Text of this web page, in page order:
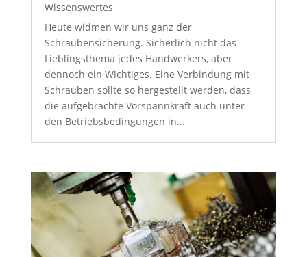
Wissenswertes
Heute widmen wir uns ganz der
Schraubensicherung. Sicherlich nicht das
Lieblingsthema jedes Handwerkers, aber
dennoch ein Wichtiges. Eine Verbindung mit
Schrauben sollte so hergestellt werden, dass
die aufgebrachte Vorspannkraft auch unter
den Betriebsbedingungen in...